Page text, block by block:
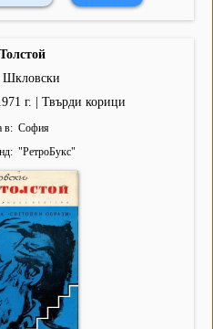
Шкловски
г. | Твърди корици
в
София
"РетроБукс"